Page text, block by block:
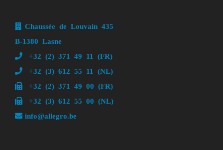
Chaussée de Louvain 435
B-1380 Lasne
+32 (2) 371 49 11 (FR)
+32 (3) 612 55 11 (NL)
+32 (2) 371 49 00 (FR)
+32 (3) 612 55 00 (NL)
info@allegro.be